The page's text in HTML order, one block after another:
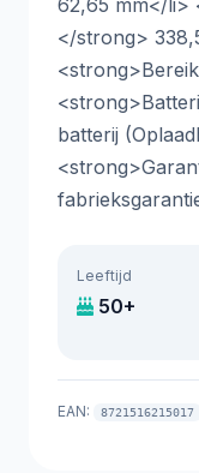
</strong>
batterij
Leeftijd
50+
EAN: 8721516215017